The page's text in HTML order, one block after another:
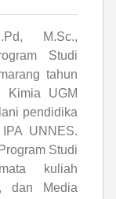
M.Sc.,
Studi
tahun
Kimia UGM
pendidika
UNNES.
Studi
kuliah
dan Media